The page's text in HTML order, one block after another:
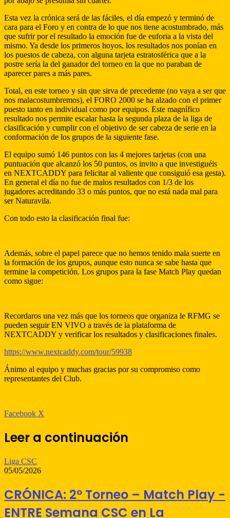
Esta vez la crónica será de las fáciles, el día empezó y terminó de
cara para el Foro y en contra de lo que nos tiene acostumbrado, más
que sufrir por el resultado la emoción fue de euforia a la vista del
mismo. Ya desde los primeros hoyos, los resultados nos ponían en
los puestos de cabeza, con alguna tarjeta estratosférica que a la
postre sería la del ganador del torneo en la que no paraban de
aparecer pares a más pares.
Total, en este torneo y sin que sirva de precedente (no vaya a ser que
nos malacostumbremos), el FORO 2000 se ha alzado con el primer
puesto tanto en individual como por equipos. Este magnífico
resultado nos permite escalar hasta la segunda plaza de la liga de
clasificación y cumplir con el objetivo de ser cabeza de serie en la
conformación de los grupos de la siguiente fase.
El equipo sumó 146 puntos con las 4 mejores tarjetas (con una
puntuación que alcanzó los 50 puntos, os invito a que investiguéis
en NEXTCADDY para felicitar al valiente que consiguió esa gesta).
En general el día no fue de malos resultados con 1/3 de los
jugadores acreditando 33 o más puntos, que no está nada mal para
ser Naturavila.
Con todo esto la clasificación final fue:
Además, sobre el papel parece que no hemos tenido mala suerte en
la formación de los grupos, aunque esto nunca se sabe hasta que
termine la competición. Los grupos para la fase Match Play quedan
como sigue:
Recordaros una vez más que los torneos que organiza le RFMG se
pueden seguir EN VIVO a través de la plataforma de
NEXTCADDY y verificar los resultados y clasificaciones finales.
https://www.nextcaddy.com/tour/59938
Ánimo al equipo y muchas gracias por su compromiso como
representantes del Club.
Facebook X
electrónico
Leer a continuación
Liga CSC
05/05/2026
CRÓNICA: 2º Torneo – Match Play -
ENTRE Semana CSC en La